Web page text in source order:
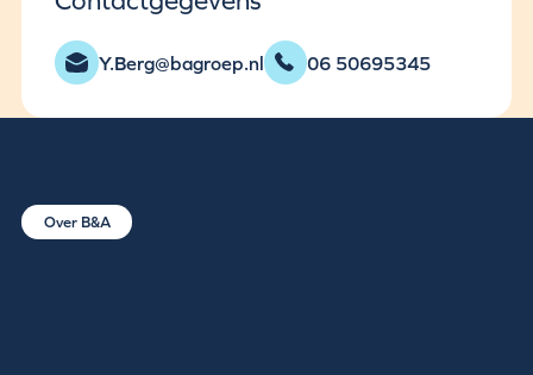
Y.Berg@bagroep.nl 06 50695345
Over B&A